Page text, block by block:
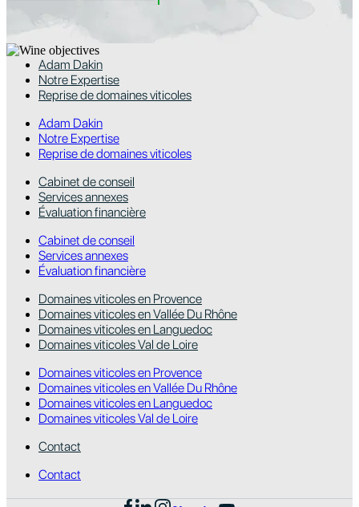
Adam Dakin
Notre Expertise
Reprise de domaines viticoles
Adam Dakin
Notre Expertise
Reprise de domaines viticoles
Cabinet de conseil
Services annexes
Évaluation financière
Cabinet de conseil
Services annexes
Évaluation financière
Domaines viticoles en Provence
Domaines viticoles en Vallée Du Rhône
Domaines viticoles en Languedoc
Domaines viticoles Val de Loire
Domaines viticoles en Provence
Domaines viticoles en Vallée Du Rhône
Domaines viticoles en Languedoc
Domaines viticoles Val de Loire
Contact
Contact